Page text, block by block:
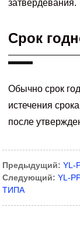
затвердевания.
Срок
Обычно срок
истечения
после
Предыдущий: YL-
Следующий: YL-
ТИПА